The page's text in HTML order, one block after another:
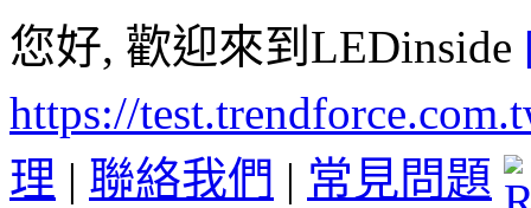
您好, 歡迎來到LEDinside
https://
理 | 聯絡我們 | 常見問題